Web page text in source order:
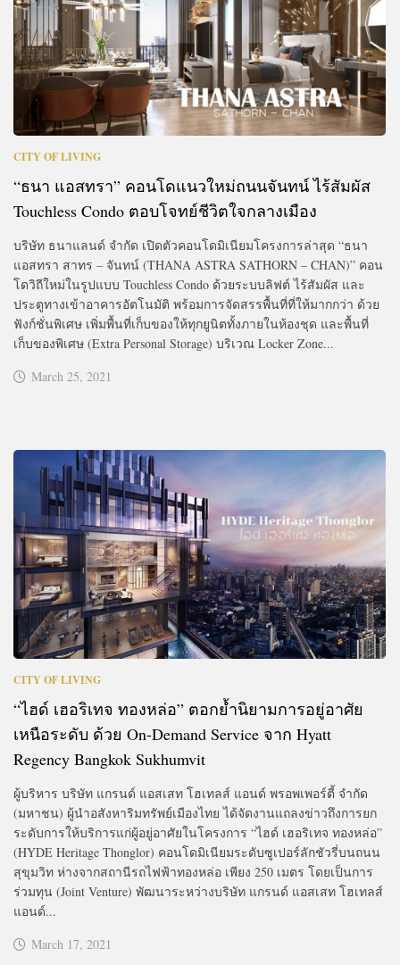
CITY OF LIVING
“ธนา แอสทรา” คอนโดแนวใหม่ถนนจันทน์ ไร้สัมผัส
Touchless Condo ตอบโจทย์ชีวิตใจกลางเมือง
บริษัท ธนาแลนด์ จำกัด เปิดตัวคอนโดมิเนียมโครงการล่าสุด “ธนา
แอสทรา สาทร – จันทน์ (THANA ASTRA SATHORN – CHAN)” คอน
โดวิถีใหม่ในรูปแบบ Touchless Condo ด้วยระบบลิฟต์ ไร้สัมผัส และ
ประตูทางเข้าอาคารอัตโนมัติ พร้อมการจัดสรรพื้นที่ที่ให้มากกว่า ด้วย
ฟังก์ชั่นพิเศษ เพิ่มพื้นที่เก็บของให้ทุกยูนิตทั้งภายในห้องชุด และพื้นที่
เก็บของพิเศษ (Extra Personal Storage) บริเวณ Locker Zone...
March 25, 2021
CITY OF LIVING
“ไฮด์ เฮอริเทจ ทองหล่อ” ตอกย้ำนิยามการอยู่อาศัย
เหนือระดับ ด้วย On-Demand Service จาก Hyatt
Regency Bangkok Sukhumvit
ผู้บริหาร บริษัท แกรนด์ แอสเสท โฮเทลส์ แอนด์ พรอพเพอร์ตี้ จำกัด
(มหาชน) ผู้นำอสังหาริมทรัพย์เมืองไทย ได้จัดงานแถลงข่าวถึงการยก
ระดับการให้บริการแก่ผู้อยู่อาศัยในโครงการ “ไฮด์ เฮอริเทจ ทองหล่อ”
(HYDE Heritage Thonglor) คอนโดมิเนียมระดับซูเปอร์ลักชัวรี่บนถนน
สุขุมวิท ห่างจากสถานีรถไฟฟ้าทองหล่อ เพียง 250 เมตร โดยเป็นการ
ร่วมทุน (Joint Venture) พัฒนาระหว่างบริษัท แกรนด์ แอสเสท โฮเทลส์
แอนด์...
March 17, 2021